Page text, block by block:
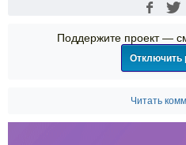
Поддержите проект —
Отключить
Читать